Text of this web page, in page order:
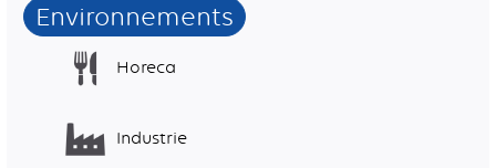
Environnements
Horeca
Industrie